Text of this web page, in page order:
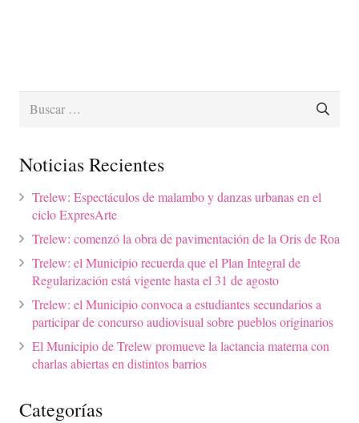
Buscar:
Noticias Recientes
Trelew: Espectáculos de malambo y danzas urbanas en el
ciclo ExpresArte
Trelew: comenzó la obra de pavimentación de la Oris de Roa
Trelew: el Municipio recuerda que el Plan Integral de
Regularización está vigente hasta el 31 de agosto
Trelew: el Municipio convoca a estudiantes secundarios a
participar de concurso audiovisual sobre pueblos originarios
El Municipio de Trelew promueve la lactancia materna con
charlas abiertas en distintos barrios
Categorías